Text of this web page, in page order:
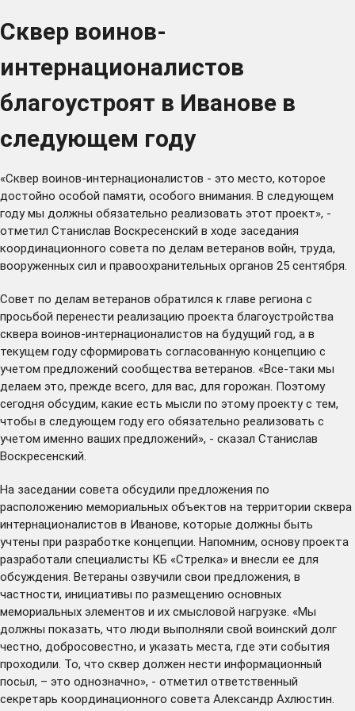
Сквер воинов-
интернационалистов
благоустроят в Иванове в
следующем году
«Сквер воинов-интернационалистов - это место, которое
достойно особой памяти, особого внимания. В следующем
году мы должны обязательно реализовать этот проект», -
отметил Станислав Воскресенский в ходе заседания
координационного совета по делам ветеранов войн, труда,
вооруженных сил и правоохранительных органов 25 сентября.
Совет по делам ветеранов обратился к главе региона с
просьбой перенести реализацию проекта благоустройства
сквера воинов-интернационалистов на будущий год, а в
текущем году сформировать согласованную концепцию с
учетом предложений сообщества ветеранов. «Все-таки мы
делаем это, прежде всего, для вас, для горожан. Поэтому
сегодня обсудим, какие есть мысли по этому проекту с тем,
чтобы в следующем году его обязательно реализовать с
учетом именно ваших предложений», - сказал Станислав
Воскресенский.
На заседании совета обсудили предложения по
расположению мемориальных объектов на территории сквера
интернационалистов в Иванове, которые должны быть
учтены при разработке концепции. Напомним, основу проекта
разработали специалисты КБ «Стрелка» и внесли ее для
обсуждения. Ветераны озвучили свои предложения, в
частности, инициативы по размещению основных
мемориальных элементов и их смысловой нагрузке. «Мы
должны показать, что люди выполняли свой воинский долг
честно, добросовестно, и указать места, где эти события
проходили. То, что сквер должен нести информационный
посыл, – это однозначно», - отметил ответственный
секретарь координационного совета Александр Ахлюстин.